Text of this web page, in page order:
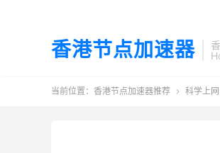
香港节点加速器
当前位置： 香港节点加速器推荐  科学上网